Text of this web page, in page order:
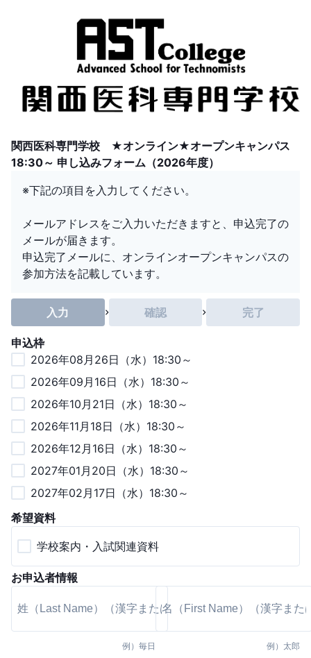
関西医科専門学校 ★オンライン★オープンキャンパス
18:30～ 申し込みフォーム（2026年度）
※下記の項目を入力してください。
メールアドレスをご入力いただきますと、申込完了の
メールが届きます。
申込完了メールに、オンラインオープンキャンパスの
参加方法を記載しています。
入力 確認 完了
申込枠
2026年08月26日（水）18:30～
2026年09月16日（水）18:30～
2026年10月21日（水）18:30～
2026年11月18日（水）18:30～
2026年12月16日（水）18:30～
2027年01月20日（水）18:30～
2027年02月17日（水）18:30～
希望資料
学校案内・入試関連資料
お申込者情報
例） 毎日 例） 太郎